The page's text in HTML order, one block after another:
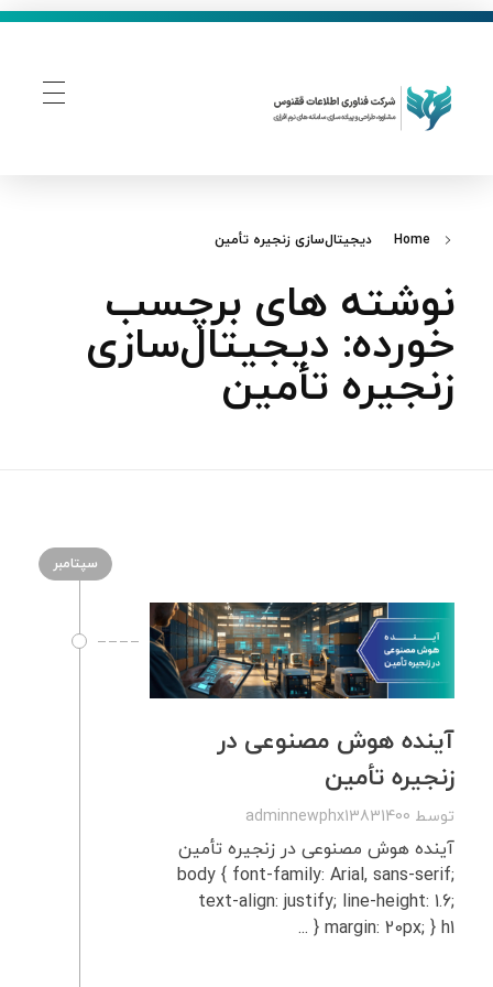
Home دیجیتال‌سازی زنجیره تأمین
نوشته های برچسب
خورده: دیجیتال‌سازی
زنجیره تأمین
سپتامبر
آینده هوش مصنوعی در
زنجیره تأمین
توسط adminnewphx13831400
آینده هوش مصنوعی در زنجیره تأمین
body { font-family: Arial, sans-serif;
text-align: justify; line-height: 1.6;
margin: 20px; } h1 { ...